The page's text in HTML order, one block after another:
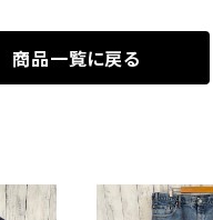
商品一覧に戻る